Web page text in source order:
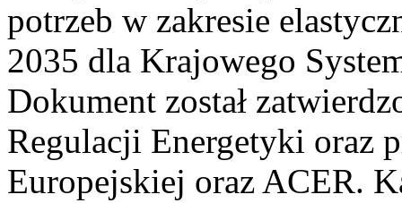
potrzeb w zakresie
2035 dla Krajowego
Dokument został
Regulacji Energetyki oraz
Europejskiej oraz ACER.